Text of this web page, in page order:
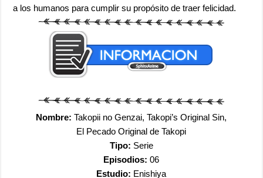
a los humanos para cumplir su propósito de traer felicidad.
Nombre: Takopii no Genzai, Takopi’s Original Sin,
El Pecado Original de Takopi
Tipo: Serie
Episodios:06
Estudio: Enishiya